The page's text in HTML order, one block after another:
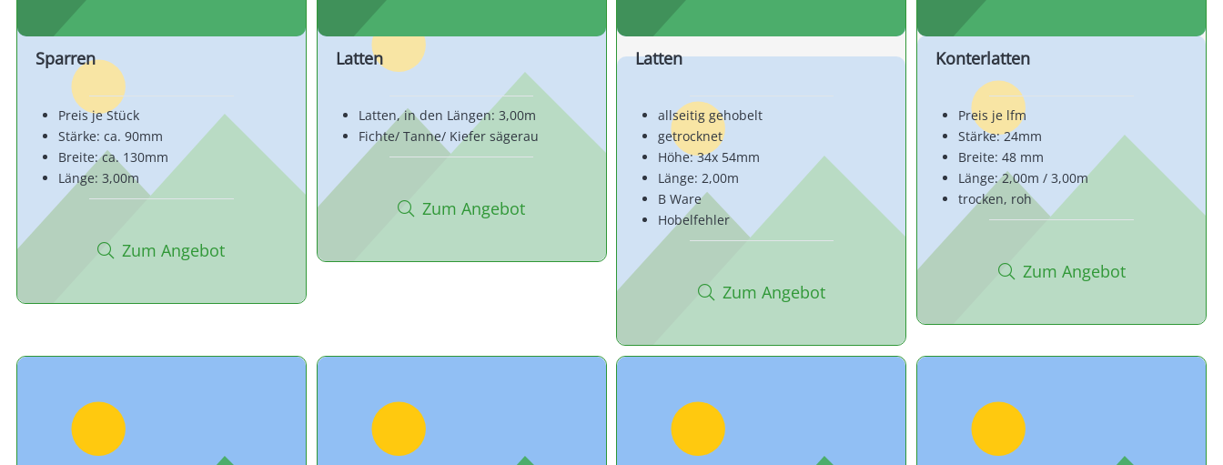
Sparren
Preis je Stück
Stärke: ca. 90mm
Breite: ca. 130mm
Länge: 3,00m
Zum Angebot
Latten
Latten, in den Längen: 3,00m
Fichte/ Tanne/ Kiefer sägerau
Zum Angebot
Latten
allseitig gehobelt
getrocknet
Höhe: 34x 54mm
Länge: 2,00m
B Ware
Hobelfehler
Zum Angebot
Konterlatten
Preis je lfm
Stärke: 24mm
Breite: 48 mm
Länge: 2,00m / 3,00m
trocken, roh
Zum Angebot